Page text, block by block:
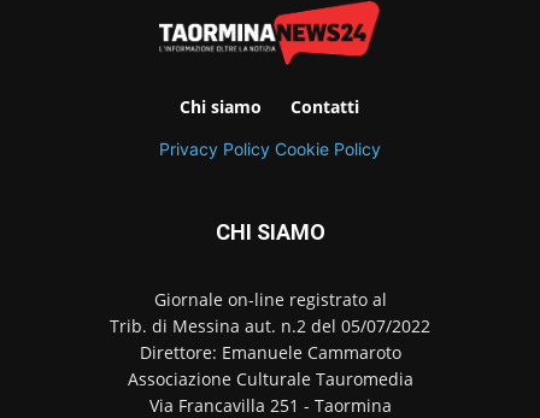
Chi siamo Contatti
Privacy Policy Cookie Policy
CHI SIAMO
Giornale on-line registrato al
Trib. di Messina aut. n.2 del 05/07/2022
Direttore: Emanuele Cammaroto
Associazione Culturale Tauromedia
Via Francavilla 251 - Taormina